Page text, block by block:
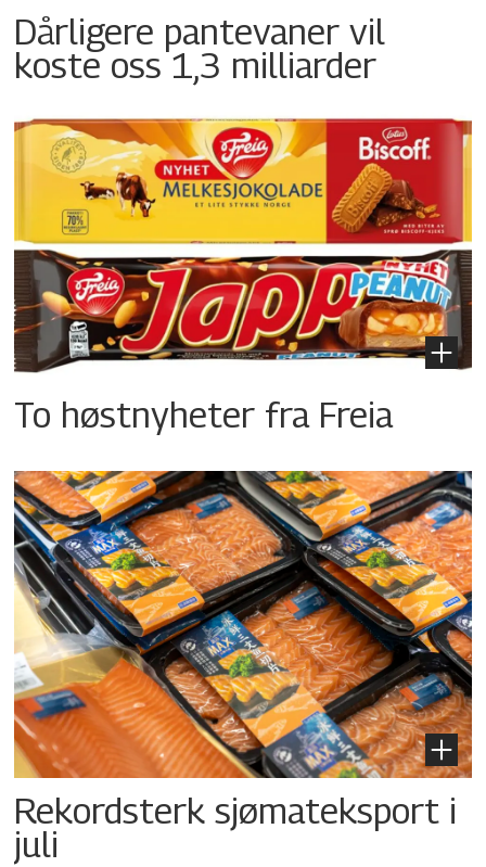
Dårligere pantevaner vil
koste oss 1,3 milliarder
To høstnyheter fra Freia
Rekordsterk sjømateksport i
juli